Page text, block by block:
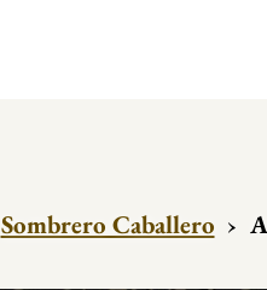
Sombrero Caballero ›